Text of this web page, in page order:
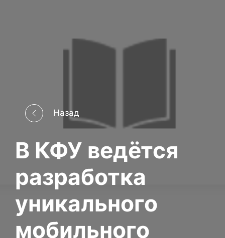
Назад
В КФУ ведётся
разработка
уникального
мобильного